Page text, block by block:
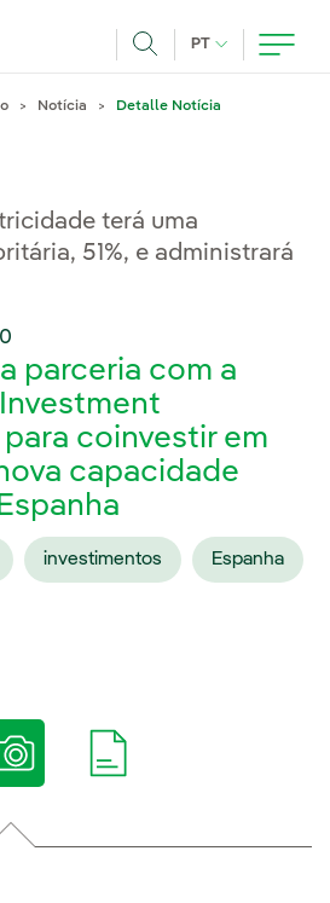
PT IDIOMA ATUAL,
Notícia Detalle Notícia
terá uma
51%, e administrará
parceria com a
coinvestir em
capacidade
investimentos Espanha